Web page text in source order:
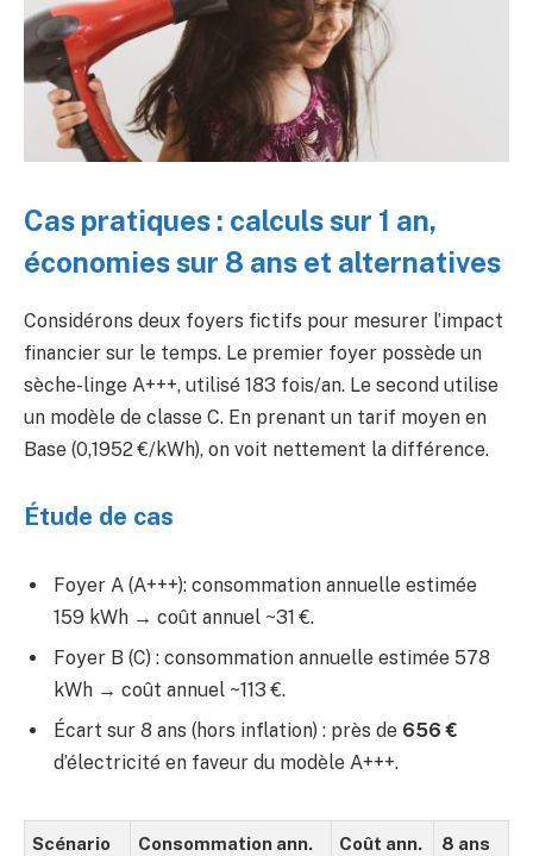
Cas pratiques : calculs sur 1 an,
économies sur 8 ans et alternatives
Considérons deux foyers fictifs pour mesurer l’impact
financier sur le temps. Le premier foyer possède un
sèche-linge A+++, utilisé 183 fois/an. Le second utilise
un modèle de classe C. En prenant un tarif moyen en
Base (0,1952 €/kWh), on voit nettement la différence.
Étude de cas
Foyer A (A+++): consommation annuelle estimée
159 kWh → coût annuel ~31 €.
Foyer B (C) : consommation annuelle estimée 578
kWh → coût annuel ~113 €.
Écart sur 8 ans (hors inflation) : près de 656 €
d’électricité en faveur du modèle A+++.
Scénario
Consommation ann.
Coût ann.
8 ans